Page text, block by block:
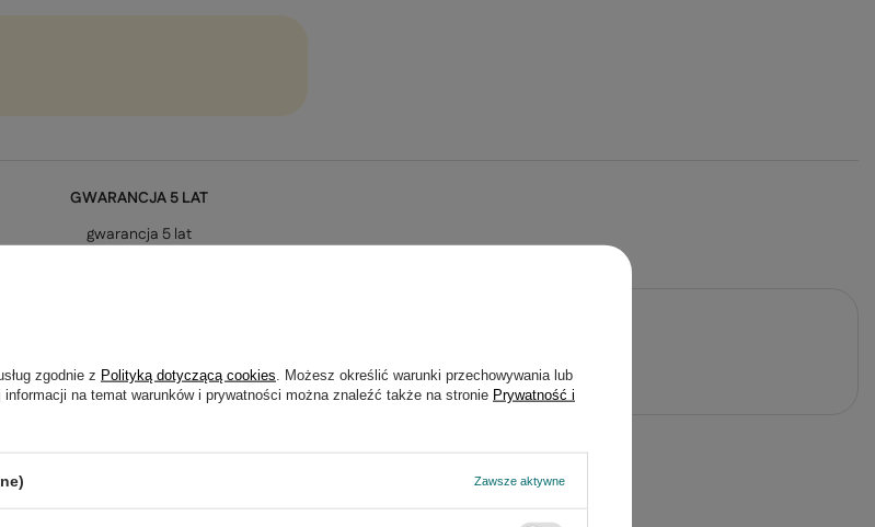
GWARANCJA 5 LAT
gwarancja 5 lat
pomocy? Masz pytania?
innych.
swoją opinię
zgodnie z Polityką dotyczącą cookies . Możesz określić warunki przechowywania lub
na temat warunków i prywatności można znaleźć także na stronie Prywatność i
Zawsze aktywne